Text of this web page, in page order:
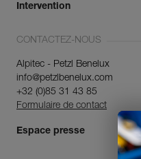
Intervention
CONTACTEZ-NOUS
Alpitec - Petzl Benelux
info@petzlbenelux.com
+32 (0)85 31 43 85
Formulaire de contact
Espace presse